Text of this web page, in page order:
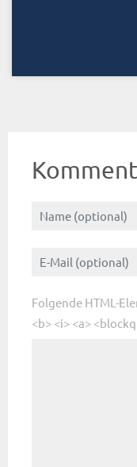
Folgende HTML-
<b> <i> <a>